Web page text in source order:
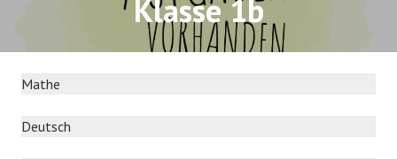
Klasse 1b
Mathe
Deutsch